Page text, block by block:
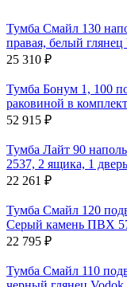
Тумба Смайл 130
правая, белый
25 310 ₽
Тумба Бонум 1, 100
раковиной в
52 915 ₽
Тумба Лайт 90
2537, 2 ящика, 1
22 261 ₽
Тумба Смайл 120
Серый камень ПВХ
22 795 ₽
Тумба Смайл 110